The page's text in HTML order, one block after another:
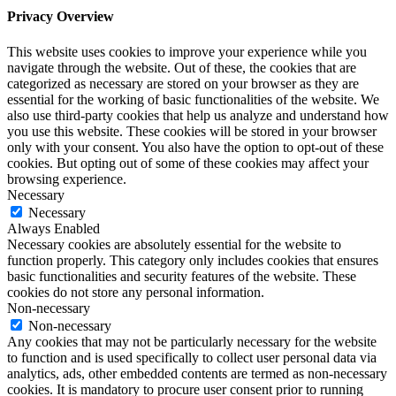
Privacy Overview
This website uses cookies to improve your experience while you
navigate through the website. Out of these, the cookies that are
categorized as necessary are stored on your browser as they are
essential for the working of basic functionalities of the website. We
also use third-party cookies that help us analyze and understand how
you use this website. These cookies will be stored in your browser
only with your consent. You also have the option to opt-out of these
cookies. But opting out of some of these cookies may affect your
browsing experience.
Necessary
Necessary
Always Enabled
Necessary cookies are absolutely essential for the website to
function properly. This category only includes cookies that ensures
basic functionalities and security features of the website. These
cookies do not store any personal information.
Non-necessary
Non-necessary
Any cookies that may not be particularly necessary for the website
to function and is used specifically to collect user personal data via
analytics, ads, other embedded contents are termed as non-necessary
cookies. It is mandatory to procure user consent prior to running